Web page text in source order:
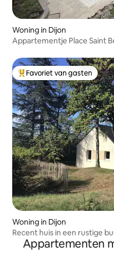
Woning in Dijon
Appartementje Place Saint
Topfavoriet van gasten
Favoriet van gasten
Woning in Dijon
Recent huis in een rustige
Appartementen